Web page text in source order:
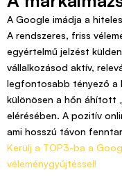
A Google imádja a
A rendszeres, friss
egyértelmű jelzést
vállalkozásod aktív,
legfontosabb tényező a
különösen a hőn áhított
elérésében. A pozitív
ami hosszú távon
Kerülj a TOP3-ba a
véleménygyűjtéssel!